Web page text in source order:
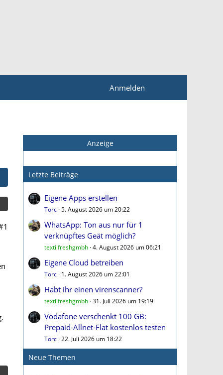
Anmelden
Anzeige
Letzte Beiträge
Eigene Apps erstellen
Torc 5. August 2026 um 20:22
WhatsApp: Ton aus nur für 1
verknüpftes Geät möglich?
textilfreshgmbh 4. August 2026 um 06:21
Eigene Cloud betreiben
Torc 1. August 2026 um 22:01
Habt ihr einen virenscanner?
textilfreshgmbh 31. Juli 2026 um 19:19
Vodafone verschenkt 100 GB:
Prepaid-Allnet-Flat kostenlos testen
Torc 22. Juli 2026 um 18:22
Neue Themen